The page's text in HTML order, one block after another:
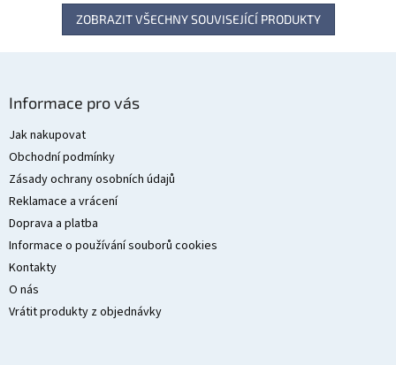
ZOBRAZIT VŠECHNY SOUVISEJÍCÍ PRODUKTY
Informace pro vás
Jak nakupovat
Obchodní podmínky
Zásady ochrany osobních údajů
Reklamace a vrácení
Doprava a platba
Informace o používání souborů cookies
Kontakty
O nás
Vrátit produkty z objednávky